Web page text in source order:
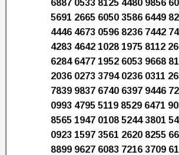
6887 0533 8125 4480 9856
5691 2665 6050 3586 6449
4446 4673 0596 8236 7442
4283 4642 1028 1975 8112
6284 6477 1952 6053 9668
2036 0273 3794 0236 0311
7839 9837 6740 6397 9446
0993 4795 5119 8529 6471
8565 1947 0108 5244 3801
0923 1597 3561 2620 8255
8899 9627 6083 7216 3709